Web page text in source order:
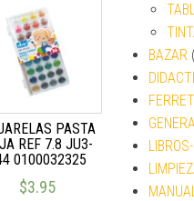
PASTA
REF 7.8 JU3-
0100032325
$3.95
BAZAR